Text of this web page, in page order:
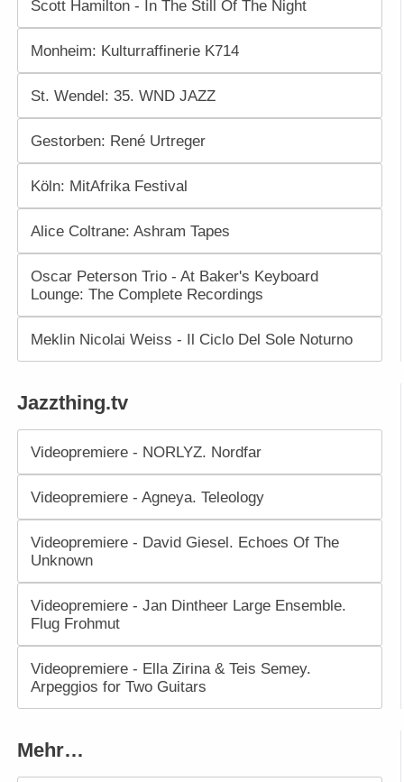
Scott Hamilton - In The Still Of The Night
Monheim: Kulturraffinerie K714
St. Wendel: 35. WND JAZZ
Gestorben: René Urtreger
Köln: MitAfrika Festival
Alice Coltrane: Ashram Tapes
Oscar Peterson Trio - At Baker's Keyboard
Lounge: The Complete Recordings
Meklin Nicolai Weiss - Il Ciclo Del Sole Noturno
Jazzthing.tv
Videopremiere - NORLYZ. Nordfar
Videopremiere - Agneya. Teleology
Videopremiere - David Giesel. Echoes Of The
Unknown
Videopremiere - Jan Dintheer Large Ensemble.
Flug Frohmut
Videopremiere - Ella Zirina & Teis Semey.
Arpeggios for Two Guitars
Mehr…